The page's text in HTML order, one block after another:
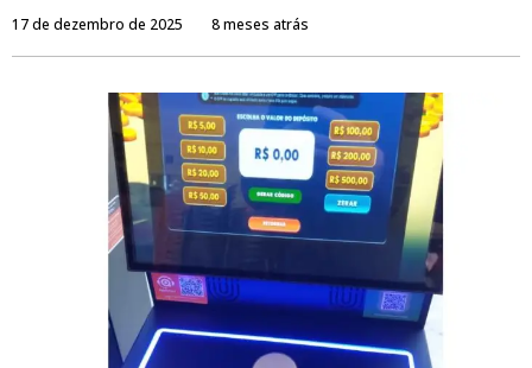
17 de dezembro de 2025 8 meses atrás